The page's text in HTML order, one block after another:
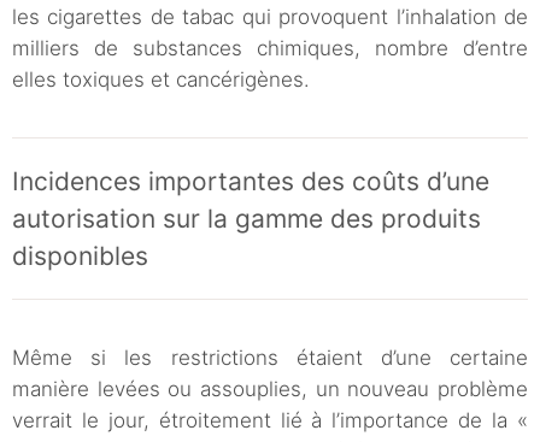
les cigarettes de tabac qui provoquent l’inhalation de
milliers de substances chimiques, nombre d’entre
elles toxiques et cancérigènes.
Incidences importantes des coûts d’une
autorisation sur la gamme des produits
disponibles
Même si les restrictions étaient d’une certaine
manière levées ou assouplies, un nouveau problème
verrait le jour, étroitement lié à l’importance de la «